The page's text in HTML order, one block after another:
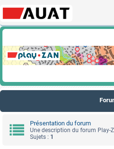
Présentation du forum
Une description du forum Play-
Sujets : 1